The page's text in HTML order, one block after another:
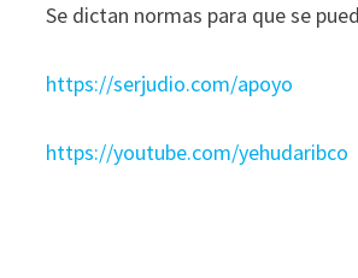
Se dictan normas para que se
https://serjudio.com/apoyo
https://youtube.com/yehudaribco